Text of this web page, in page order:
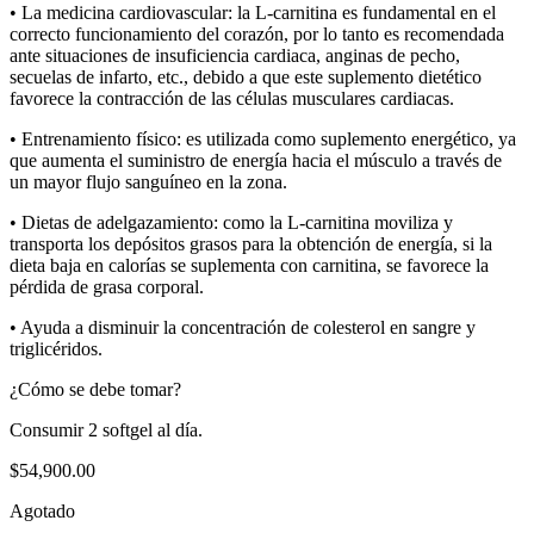
• La medicina cardiovascular: la L-carnitina es fundamental en el
correcto funcionamiento del corazón, por lo tanto es recomendada
ante situaciones de insuficiencia cardiaca, anginas de pecho,
secuelas de infarto, etc., debido a que este suplemento dietético
favorece la contracción de las células musculares cardiacas.
• Entrenamiento físico: es utilizada como suplemento energético, ya
que aumenta el suministro de energía hacia el músculo a través de
un mayor flujo sanguíneo en la zona.
• Dietas de adelgazamiento: como la L-carnitina moviliza y
transporta los depósitos grasos para la obtención de energía, si la
dieta baja en calorías se suplementa con carnitina, se favorece la
pérdida de grasa corporal.
• Ayuda a disminuir la concentración de colesterol en sangre y
triglicéridos.
¿Cómo se debe tomar?
Consumir 2 softgel al día.
$54,900.00
Agotado